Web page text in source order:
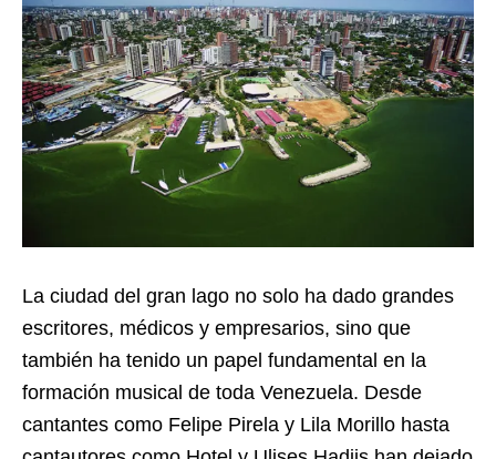
La ciudad del gran lago no solo ha dado grandes
escritores, médicos y empresarios, sino que
también ha tenido un papel fundamental en la
formación musical de toda Venezuela. Desde
cantantes como Felipe Pirela y Lila Morillo hasta